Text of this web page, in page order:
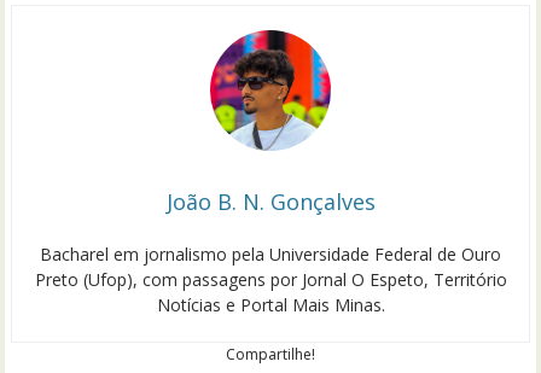
João B. N. Gonçalves
Bacharel em jornalismo pela Universidade Federal de Ouro
Preto (Ufop), com passagens por Jornal O Espeto, Território
Notícias e Portal Mais Minas.
Compartilhe!